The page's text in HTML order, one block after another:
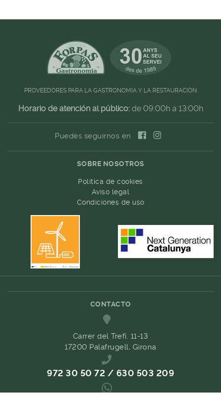
PROVEEDORES PARA LA GASTRONOMIA Y LA RESTAURACIÓN
Horario de atención al público:de 09:00h a 13:00h
Puedes seguirnos en
SOBRE NOSOTROS
Política de cookies
Aviso legal
Condiciones de uso
CONTACTO
Carrer del Trefí. 11-13
17200 Palafrugell, Girona
972 30 50 72 / 630 503 209